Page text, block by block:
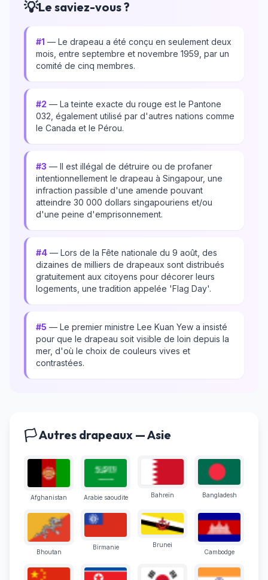
💡Le saviez-vous ?
#1 — Le drapeau a été conçu en seulement deux
mois, entre septembre et novembre 1959, par un
comité de cinq membres.
#2 — La teinte exacte du rouge est le Pantone
032, également utilisé par d'autres nations comme
le Canada et le Pérou.
#3 — Il est illégal de détruire ou de profaner
intentionnellement le drapeau à Singapour, une
infraction passible d'une amende pouvant
atteindre 30 000 dollars singapouriens et/ou
d'une peine d'emprisonnement.
#4 — Lors de la Fête nationale du 9 août, des
dizaines de milliers de drapeaux sont distribués
gratuitement aux citoyens pour décorer leurs
logements, une tradition appelée 'Flag Day'.
#5 — Le premier ministre Lee Kuan Yew a insisté
pour que le drapeau soit visible de loin depuis la
mer, d'où le choix de couleurs vives et
contrastées.
🏳️ Autres drapeaux — Asie
Afghanistan Arabie saoudite Bahreïn Bangladesh
Bhoutan
Birmanie
Brunei
Cambodge